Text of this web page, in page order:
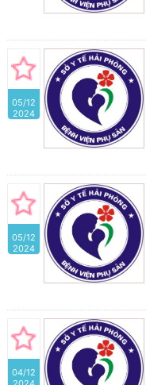
05/12
2024
05/12
2024
04/12